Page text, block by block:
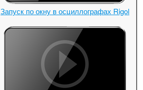
Запуск по окну в осциллографах Rigol